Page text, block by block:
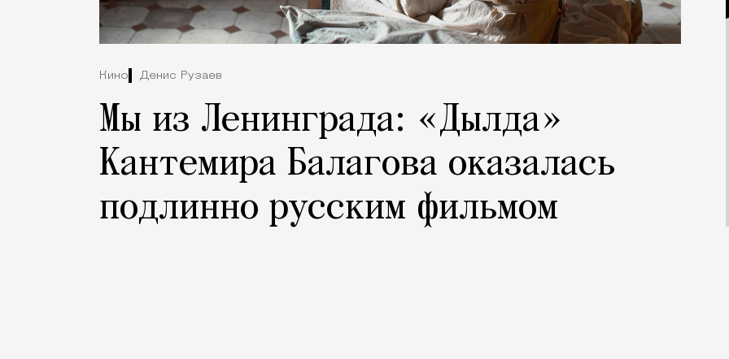
Кино Денис Рузаев
Мы из Ленинграда: «Дылда»
Кантемира Балагова оказалась
подлинно русским фильмом